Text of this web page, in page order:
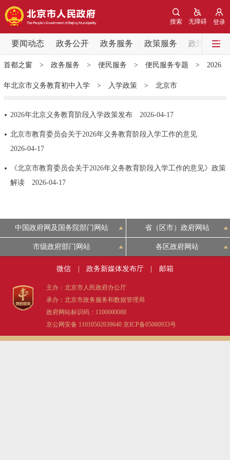
登录
无障碍
搜索
要闻动态 政务公开 政务服务 政策服务 政民互动
要闻动态
党中央精神 国务院信息 中央部委动态
北京要闻 会议信息 部门动态
各区热点
市领导
决策公开
个人服务
便民服务 利企服务 投资项目
首都之窗> 政务服务 > 便民服务 > 便民服务专题 > 2026
年北京市义务教育初中入学> 入学政策> 北京市
2026年北京义务教育阶段入学政策发布 2026-04-17
北京市教育委员会关于2026年义务教育阶段入学工作的意见
2026-04-17
《北京市教育委员会关于2026年义务教育阶段入学工作的意见》政策
解读
2026-04-17
中国政府网及国务院部门网站 省（区市）政府网站
市级政府部门网站 各区政府网站
微信 政务新媒体发布厅 邮箱
主办：北京市人民政府办公厅
承办：北京市政务服务和数据管理局
政府网站标识码：1100000088
京公网安备 11010502039640 京ICP备05060933号